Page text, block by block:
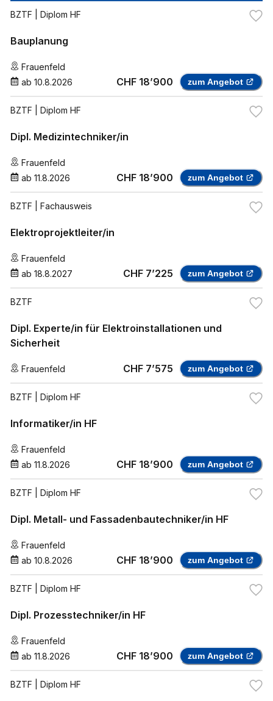
BZTF | Diplom HF
Bauplanung
Frauenfeld
ab 10.8.2026 CHF 18’900 zum Angebot
BZTF | Diplom HF
Dipl. Medizintechniker/in
Frauenfeld
ab 11.8.2026 CHF 18’900 zum Angebot
BZTF | Fachausweis
Elektroprojektleiter/in
Frauenfeld
ab 18.8.2027 CHF 7’225 zum Angebot
BZTF
Dipl. Experte/in für Elektroinstallationen und
Sicherheit
Frauenfeld CHF 7’575 zum Angebot
BZTF | Diplom HF
Informatiker/in HF
Frauenfeld
ab 11.8.2026 CHF 18’900 zum Angebot
BZTF | Diplom HF
Dipl. Metall- und Fassadenbautechniker/in HF
Frauenfeld
ab 10.8.2026 CHF 18’900 zum Angebot
BZTF | Diplom HF
Dipl. Prozesstechniker/in HF
Frauenfeld
ab 11.8.2026 CHF 18’900 zum Angebot
BZTF | Diplom HF